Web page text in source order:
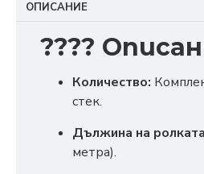
ОПИСАНИЕ
????
Количество:
стек.
Дължина на
метра).